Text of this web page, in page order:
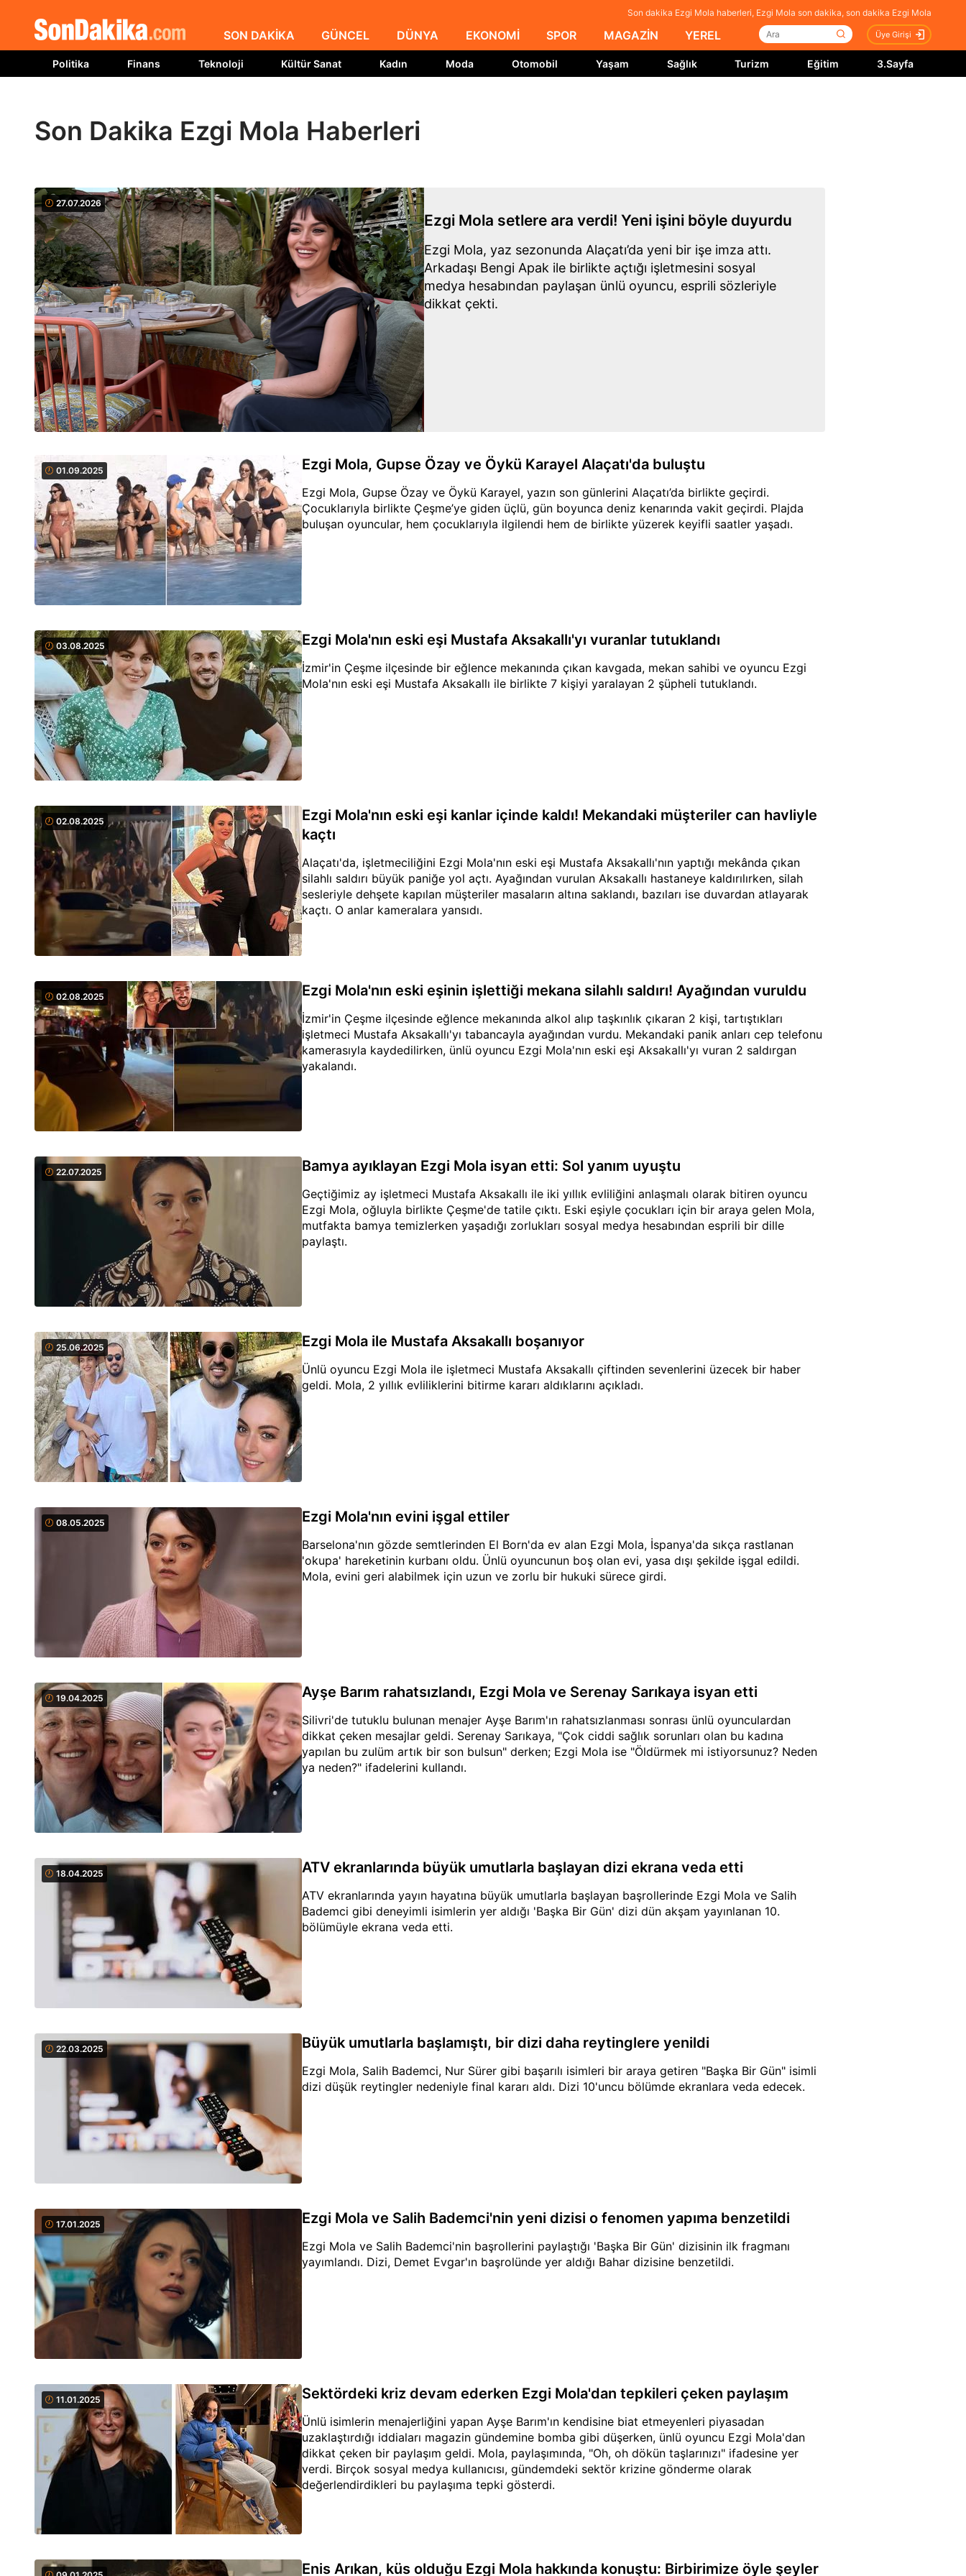
Son dakika Ezgi Mola haberleri, Ezgi Mola son dakika, son dakika Ezgi Mola
SON DAKİKA GÜNCEL DÜNYA EKONOMİ SPOR MAGAZİN YEREL Üye Girişi
Politika Finans Teknoloji Kültür Sanat Kadın Moda Otomobil Yaşam Sağlık Turizm Eğitim 3.Sayfa
Son Dakika Ezgi Mola Haberleri
27.07.2026
Ezgi Mola setlere ara verdi! Yeni işini böyle duyurdu
Ezgi Mola, yaz sezonunda Alaçatı’da yeni bir işe imza attı.
Arkadaşı Bengi Apak ile birlikte açtığı işletmesini sosyal
medya hesabından paylaşan ünlü oyuncu, esprili sözleriyle
dikkat çekti.
01.09.2025 Ezgi Mola, Gupse Özay ve Öykü Karayel Alaçatı'da buluştu
Ezgi Mola, Gupse Özay ve Öykü Karayel, yazın son günlerini Alaçatı’da birlikte geçirdi.
Çocuklarıyla birlikte Çeşme’ye giden üçlü, gün boyunca deniz kenarında vakit geçirdi. Plajda
buluşan oyuncular, hem çocuklarıyla ilgilendi hem de birlikte yüzerek keyifli saatler yaşadı.
03.08.2025 Ezgi Mola'nın eski eşi Mustafa Aksakallı'yı vuranlar tutuklandı
İzmir'in Çeşme ilçesinde bir eğlence mekanında çıkan kavgada, mekan sahibi ve oyuncu Ezgi
Mola'nın eski eşi Mustafa Aksakallı ile birlikte 7 kişiyi yaralayan 2 şüpheli tutuklandı.
02.08.2025
Ezgi Mola'nın eski eşi kanlar içinde kaldı! Mekandaki müşteriler can havliyle
kaçtı
Alaçatı'da, işletmeciliğini Ezgi Mola'nın eski eşi Mustafa Aksakallı'nın yaptığı mekânda çıkan
silahlı saldırı büyük paniğe yol açtı. Ayağından vurulan Aksakallı hastaneye kaldırılırken, silah
sesleriyle dehşete kapılan müşteriler masaların altına saklandı, bazıları ise duvardan atlayarak
kaçtı. O anlar kameralara yansıdı.
02.08.2025 Ezgi Mola'nın eski eşinin işlettiği mekana silahlı saldırı! Ayağından vuruldu
İzmir'in Çeşme ilçesinde eğlence mekanında alkol alıp taşkınlık çıkaran 2 kişi, tartıştıkları
işletmeci Mustafa Aksakallı'yı tabancayla ayağından vurdu. Mekandaki panik anları cep telefonu
kamerasıyla kaydedilirken, ünlü oyuncu Ezgi Mola'nın eski eşi Aksakallı'yı vuran 2 saldırgan
yakalandı.
22.07.2025 Bamya ayıklayan Ezgi Mola isyan etti: Sol yanım uyuştu
Geçtiğimiz ay işletmeci Mustafa Aksakallı ile iki yıllık evliliğini anlaşmalı olarak bitiren oyuncu
Ezgi Mola, oğluyla birlikte Çeşme'de tatile çıktı. Eski eşiyle çocukları için bir araya gelen Mola,
mutfakta bamya temizlerken yaşadığı zorlukları sosyal medya hesabından esprili bir dille
paylaştı.
25.06.2025 Ezgi Mola ile Mustafa Aksakallı boşanıyor
Ünlü oyuncu Ezgi Mola ile işletmeci Mustafa Aksakallı çiftinden sevenlerini üzecek bir haber
geldi. Mola, 2 yıllık evliliklerini bitirme kararı aldıklarını açıkladı.
08.05.2025 Ezgi Mola'nın evini işgal ettiler
Barselona'nın gözde semtlerinden El Born'da ev alan Ezgi Mola, İspanya'da sıkça rastlanan
'okupa' hareketinin kurbanı oldu. Ünlü oyuncunun boş olan evi, yasa dışı şekilde işgal edildi.
Mola, evini geri alabilmek için uzun ve zorlu bir hukuki sürece girdi.
19.04.2025 Ayşe Barım rahatsızlandı, Ezgi Mola ve Serenay Sarıkaya isyan etti
Silivri'de tutuklu bulunan menajer Ayşe Barım'ın rahatsızlanması sonrası ünlü oyunculardan
dikkat çeken mesajlar geldi. Serenay Sarıkaya, "Çok ciddi sağlık sorunları olan bu kadına
yapılan bu zulüm artık bir son bulsun" derken; Ezgi Mola ise "Öldürmek mi istiyorsunuz? Neden
ya neden?" ifadelerini kullandı.
18.04.2025 ATV ekranlarında büyük umutlarla başlayan dizi ekrana veda etti
ATV ekranlarında yayın hayatına büyük umutlarla başlayan başrollerinde Ezgi Mola ve Salih
Bademci gibi deneyimli isimlerin yer aldığı 'Başka Bir Gün' dizi dün akşam yayınlanan 10.
bölümüyle ekrana veda etti.
22.03.2025 Büyük umutlarla başlamıştı, bir dizi daha reytinglere yenildi
Ezgi Mola, Salih Bademci, Nur Sürer gibi başarılı isimleri bir araya getiren "Başka Bir Gün" isimli
dizi düşük reytingler nedeniyle final kararı aldı. Dizi 10'uncu bölümde ekranlara veda edecek.
17.01.2025 Ezgi Mola ve Salih Bademci'nin yeni dizisi o fenomen yapıma benzetildi
Ezgi Mola ve Salih Bademci'nin başrollerini paylaştığı 'Başka Bir Gün' dizisinin ilk fragmanı
yayımlandı. Dizi, Demet Evgar'ın başrolünde yer aldığı Bahar dizisine benzetildi.
11.01.2025 Sektördeki kriz devam ederken Ezgi Mola'dan tepkileri çeken paylaşım
Ünlü isimlerin menajerliğini yapan Ayşe Barım'ın kendisine biat etmeyenleri piyasadan
uzaklaştırdığı iddiaları magazin gündemine bomba gibi düşerken, ünlü oyuncu Ezgi Mola'dan
dikkat çeken bir paylaşım geldi. Mola, paylaşımında, "Oh, oh dökün taşlarınızı" ifadesine yer
verdi. Birçok sosyal medya kullanıcısı, gündemdeki sektör krizine gönderme olarak
değerlendirdikleri bu paylaşıma tepki gösterdi.
Enis Arıkan, küs olduğu Ezgi Mola hakkında konuştu: Birbirimize öyle şeyler